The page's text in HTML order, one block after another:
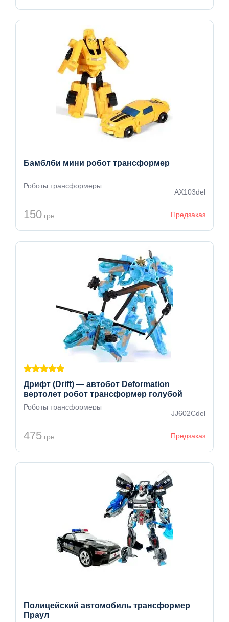
Бамблби мини робот трансформер
Роботы трансформеры
AX103del
150 грн Предзаказ
Дрифт (Drift) — автобот Deformation
вертолет робот трансформер голубой
Роботы трансформеры
JJ602Сdel
475 грн Предзаказ
Полицейский автомобиль трансформер
Праул